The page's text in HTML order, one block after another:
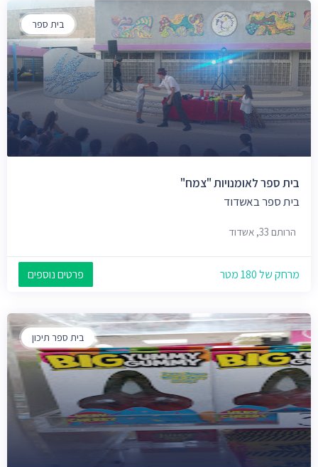
בית ספר
בית ספר לאומנויות "צמח"
בית ספר באשדוד
הרותם 33, אשדוד
מרחק של 180 מטר פרטים נוספים
בית ספר תיכון